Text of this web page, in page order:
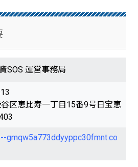
SOS 運営事務局
区恵比寿一丁目15番9号日宝恵
gmqw5a773ddyyppc30fmnt.co